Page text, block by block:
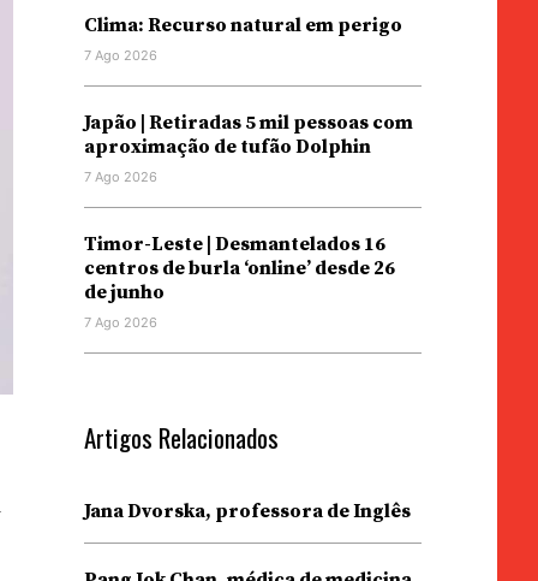
Clima: Recurso natural em perigo
7 Ago 2026
Japão | Retiradas 5 mil pessoas com
aproximação de tufão Dolphin
7 Ago 2026
Timor-Leste | Desmantelados 16
centros de burla ‘online’ desde 26
de junho
7 Ago 2026
Artigos Relacionados
Jana Dvorska, professora de Inglês